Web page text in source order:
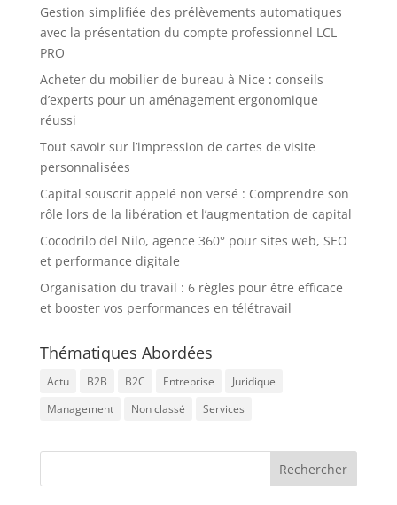
Gestion simplifiée des prélèvements automatiques
avec la présentation du compte professionnel LCL
PRO
Acheter du mobilier de bureau à Nice : conseils
d’experts pour un aménagement ergonomique
réussi
Tout savoir sur l’impression de cartes de visite
personnalisées
Capital souscrit appelé non versé : Comprendre son
rôle lors de la libération et l’augmentation de capital
Cocodrilo del Nilo, agence 360° pour sites web, SEO
et performance digitale
Organisation du travail : 6 règles pour être efficace
et booster vos performances en télétravail
Thématiques Abordées
Actu B2B B2C Entreprise
Juridique
Management
Non classé Services